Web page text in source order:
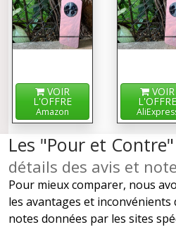
VOIR
L'OFFRE
Amazon
VOIR
L'OFFRE
Les "Pour et
détails des avis et
Pour mieux comparer, nous
les avantages et inconvénients
notes données par les sites